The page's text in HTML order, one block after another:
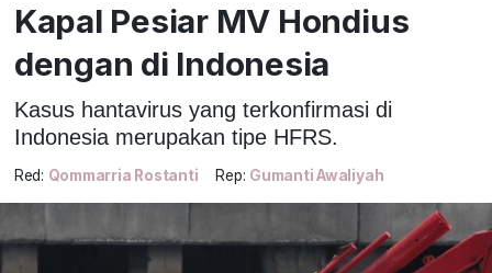
Kapal Pesiar MV Hondius
dengan di Indonesia
Kasus hantavirus yang terkonfirmasi di
Indonesia merupakan tipe HFRS.
Red: Qommarria Rostanti Rep: Gumanti Awaliyah